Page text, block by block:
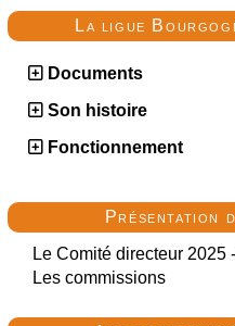
La ligue
Documents
Son histoire
Fonctionnement
Présentation
Le Comité directeur 2025
Les commissions